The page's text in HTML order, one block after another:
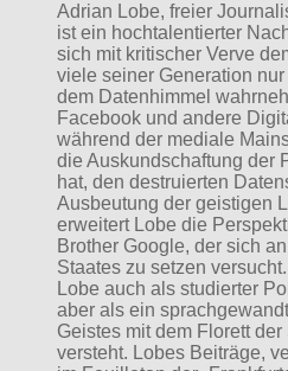
Adrian Lobe, freier
ist ein hochtalentierter
sich mit kritischer Verve
viele seiner Generation
dem Datenhimmel
Facebook und andere
während der mediale
die Auskundschaftung der
hat, den destruierten
Ausbeutung der geistigen
erweitert Lobe die
Brother Google, der sich
Staates zu setzen
Lobe auch als studierter
aber als ein
Geistes mit dem Florett
versteht. Lobes Beiträge,